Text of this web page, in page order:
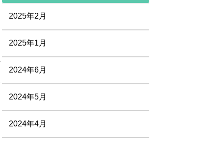
2025年2月
2025年1月
2024年6月
2024年5月
2024年4月